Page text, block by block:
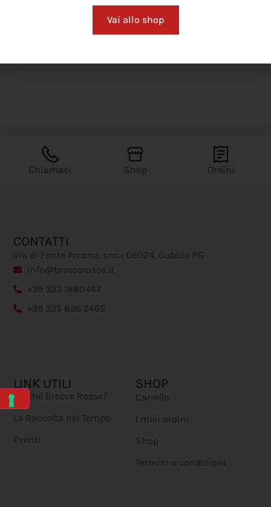
Chiamaci Shop Ordini
SHOP
Carrello
I miei ordini
Shop
Termini e condizioni
LINK UTILI
Perché Brecce Rosse?
La Raccolta nel Tempo
Eventi
CONTATTI
Via di Fonte Arcano, snc • 06024, Gubbio PG
info@breccerosse.it
+39 333 1880467
+39 335 836 2465
Vai allo shop